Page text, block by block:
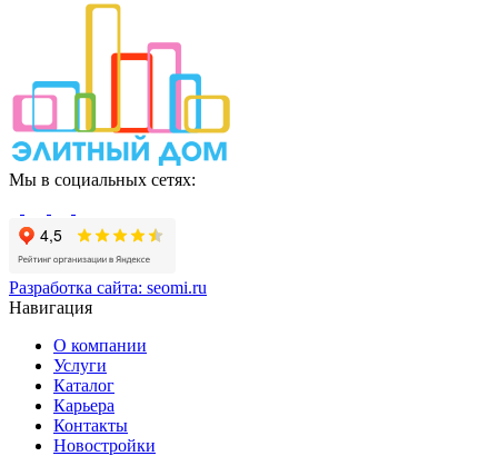
Мы в социальных сетях:
Разработка сайта: seomi.ru
Навигация
О компании
Услуги
Каталог
Карьера
Контакты
Новостройки